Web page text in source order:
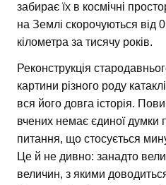
забирає їх в космічні
на Землі скорочуються від
кілометра за тисячу років.
Реконструкція
картини різного роду
вся його довга історія.
вчених немає єдиної думки
питання, що стосується
Це й не дивно: занадто
величин, з якими